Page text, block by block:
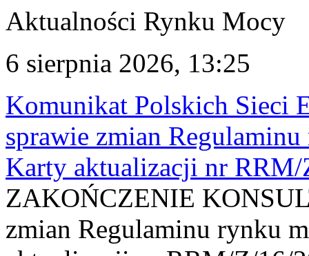
Aktualności Rynku Mocy
6 sierpnia 2026, 13:25
Komunikat Polskich Sieci
sprawie zmian
Karty aktualizacji nr
ZAKOŃCZENIE
zmian Regulaminu rynku